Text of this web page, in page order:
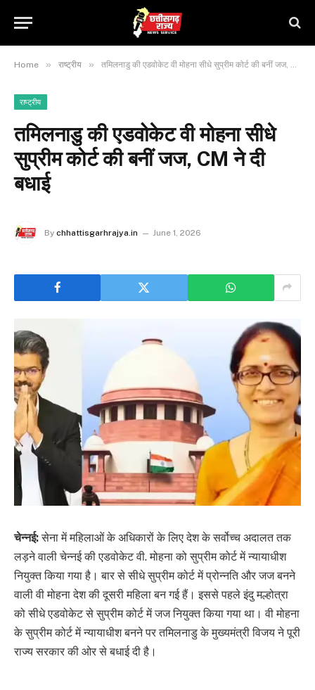
Home » राष्ट्रीय » तमिलनाडु की एडवोकेट वी मोहना सीधे सुप्रीम कोर्ट की बनीं जज, CM ने दी बधाई
राष्ट्रीय
तमिलनाडु की एडवोकेट वी मोहना सीधे
सुप्रीम कोर्ट की बनीं जज, CM ने दी
बधाई
By chhattisgarhrajya.in June 1, 2026
चेन्नई:सेना में महिलाओं के अधिकारों के लिए देश के सर्वोच्च अदालत तक
लड़ने वाली चेन्नई की एडवोकेट वी. मोहना को सुप्रीम कोर्ट में न्यायाधीश
नियुक्त किया गया है। बार से सीधे सुप्रीम कोर्ट में प्रोन्नति और जज बनने
वाली वी मोहना देश की दूसरी महिला बन गई हैं। इससे पहले इंदु मल्होत्रा
को सीधे एडवोकेट से सुप्रीम कोर्ट में जज नियुक्त किया गया था। वी मोहना
के सुप्रीम कोर्ट में न्यायाधीश बनने पर तमिलनाडु के मुख्यमंत्री विजय ने पूरी
राज्य सरकार की ओर से बधाई दी है।